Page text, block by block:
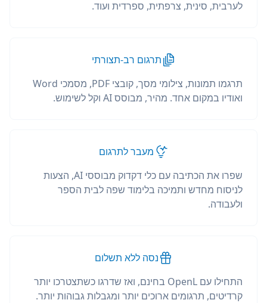
לערבית, סינית, צרפתית, ספרדית ועוד.
תרגום רב-תצורתי
תרגמו תמונות, צילומי מסך, קובצי PDF, מסמכי Word
ואודיו במקום אחד. מהיר, מבוסס AI וקל לשימוש.
מעבר לתרגום
שפרו את הכתיבה עם כלי דקדוק מבוססי AI, הצעות
לניסוח מחדש ותמיכה בלימוד שפה לבית הספר
ולעבודה.
נסה ללא תשלום
התחילו עם OpenL בחינם, ואז שדרגו כשתצטרכו יותר
קרדיטים, תרגומים ארוכים יותר ומגבלות גבוהות יותר.